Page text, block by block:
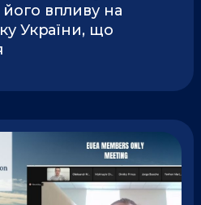
його впливу на
України, що